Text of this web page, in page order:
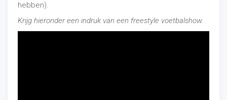
hebben).
Krijg hieronder een indruk van een freestyle voetbalshow.